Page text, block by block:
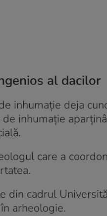
al dacilor
inhumație deja
inhumație
care a
din cadrul
arheologie.